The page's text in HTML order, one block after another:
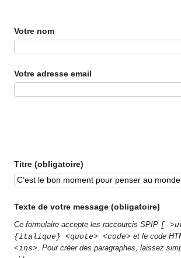
Votre nom
Votre adresse email
Titre (obligatoire)
Texte de votre message (obligatoire)
Ce formulaire accepte les raccourcis SPIP [-
{italique} <quote> <code> et le code
<ins>. Pour créer des paragraphes, laissez